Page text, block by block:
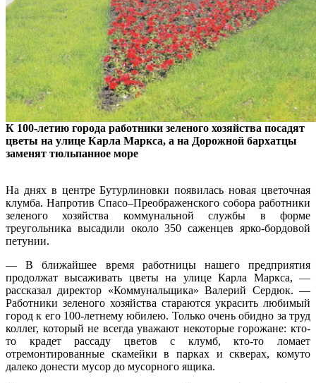
К 100-летию города работники зеленого хозяйства посадят
цветы на улице Карла Маркса, а на Дорожной бархатцы
заменят тюльпанное море
На днях в центре Бутурлиновки появилась новая цветочная
клумба. Напротив Спасо–Преображенского собора работники
зеленого хозяйства коммунальной службы в форме
треугольника высадили около 350 саженцев ярко-бордовой
петунии.
— В ближайшее время работницы нашего предприятия
продолжат высаживать цветы на улице Карла Маркса, —
рассказал директор «Коммунальщика» Валерий Сердюк. —
Работники зеленого хозяйства стараются украсить любимый
город к его 100-летнему юбилею. Только очень обидно за труд
коллег, который не всегда уважают некоторые горожане: кто-
то крадет рассаду цветов с клумб, кто-то ломает
отремонтированные скамейки в парках и скверах, комуто
далеко донести мусор до мусорного ящика.